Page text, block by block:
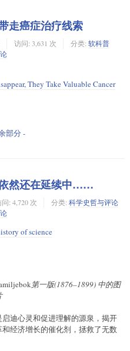
走癌症治疗线索
访问: 3,631 次 分类: 软科普
They Take Valuable Cancer
部分 -
然还在延续中……
: 4,720 次 分类: 科学史哲与评论
of science
第一版(1876–1899) 中的图
迪心灵和促进理解的源泉，揭开
经济增长的催化剂，拯救了无数